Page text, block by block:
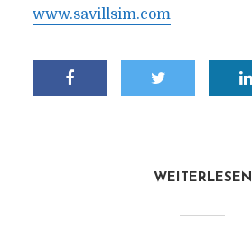
www.savillsim.com
WEITERLESEN